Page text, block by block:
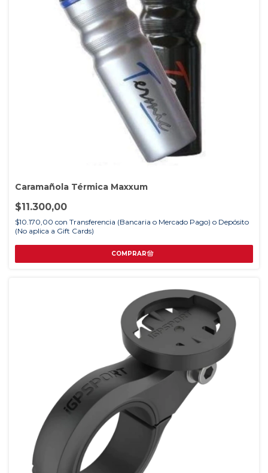
Caramañola Térmica Maxxum
$11.300,00
$10.170,00 con Transferencia (Bancaria o Mercado Pago) o Depósito
(No aplica a Gift Cards)